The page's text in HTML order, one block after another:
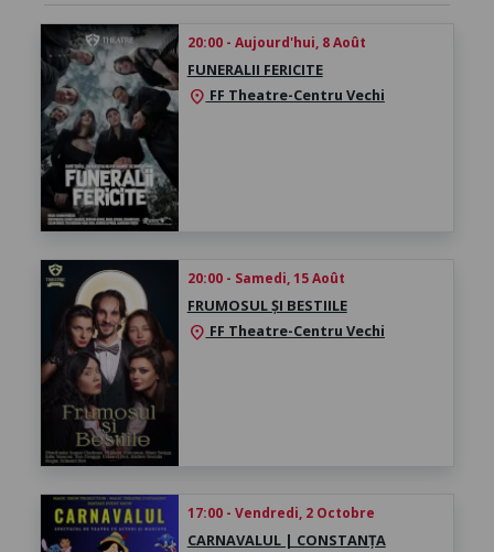
20:00 - Aujourd'hui, 8 Août
FUNERALII FERICITE
location_on FF Theatre-Centru Vechi
20:00 - Samedi, 15 Août
FRUMOSUL ȘI BESTIILE
location_on FF Theatre-Centru Vechi
17:00 - Vendredi, 2 Octobre
CARNAVALUL | CONSTANȚA